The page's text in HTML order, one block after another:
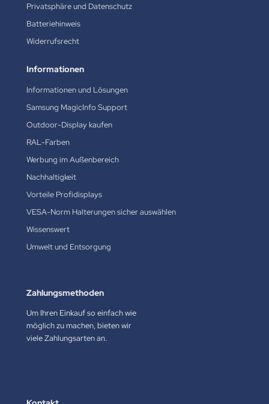
Privatsphäre und Datenschutz
Batteriehinweis
Widerrufsrecht
Informationen
Informationen und Lösungen
Samsung MagicInfo Support
Outdoor-Display kaufen
RAL-Farben
Werbung im Außenbereich
Nachhaltigkeit
Vorteile Profidisplays
VESA-Norm Halterungen sicher auswählen
Wissenswert
Umwelt und Entsorgung
Zahlungsmethoden
Um Ihren Einkauf so einfach wie
möglich zu machen, bieten wir
viele Zahlungsarten an.